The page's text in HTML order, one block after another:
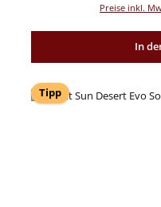
Preise inkl.
In
Tipp